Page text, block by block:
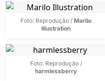
Foto: Reprodução / Marilo
Illustration
Foto: Reprodução /
harmlessberry